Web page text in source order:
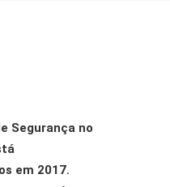
Segurança no
em 2017.